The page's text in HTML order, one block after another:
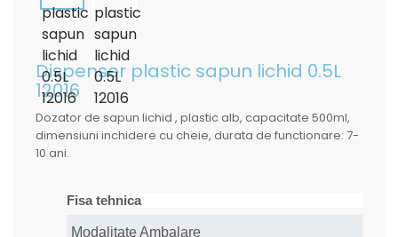
Dispenser plastic sapun lichid 0.5L
12016
Dozator de sapun lichid , plastic alb, capacitate 500ml,
dimensiuni inchidere cu cheie, durata de functionare: 7-
10 ani.
Fisa tehnica
Modalitate Ambalare